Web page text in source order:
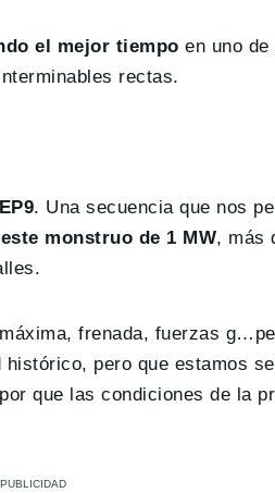
el mejor tiempo en uno de
rectas.
. Una secuencia que nos
este monstruo de 1 MW, más
frenada, fuerzas
pero que estamos
que las condiciones de la